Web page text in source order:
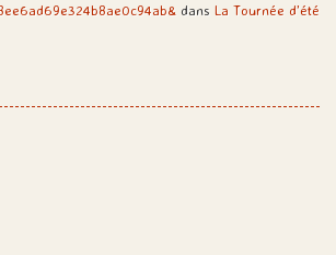
dans La Tournée d’été